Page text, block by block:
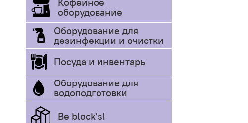
оборудование
Оборудование для
дезинфекции и очистки
Посуда и инвентарь
Оборудование для
водоподготовки
Be block's!